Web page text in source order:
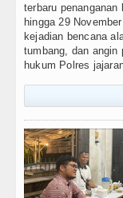
terbaru
hingga 29
kejadian bencana
tumbang, dan angin
hukum Polres